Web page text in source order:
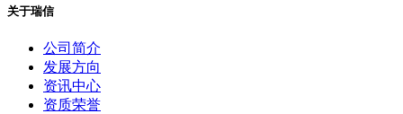
关于瑞信
公司简介
发展方向
资讯中心
资质荣誉